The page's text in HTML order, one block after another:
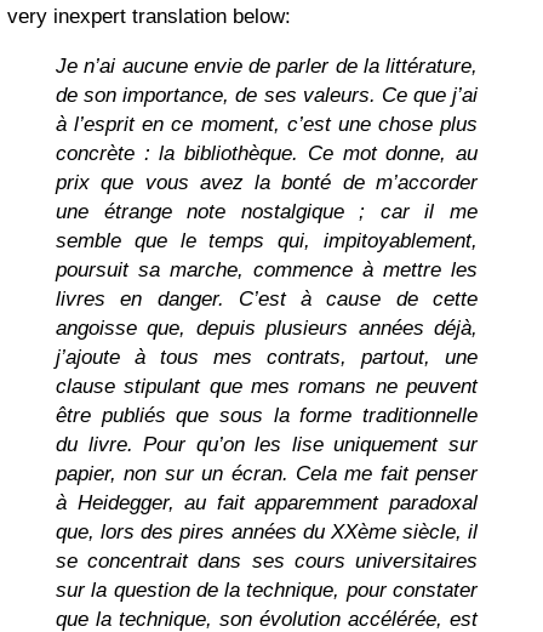
very inexpert translation below:
Je n’ai aucune envie de parler de la littérature,
de son importance, de ses valeurs. Ce que j’ai
à l’esprit en ce moment, c’est une chose plus
concrète : la bibliothèque. Ce mot donne, au
prix que vous avez la bonté de m’accorder
une étrange note nostalgique ; car il me
semble que le temps qui, impitoyablement,
poursuit sa marche, commence à mettre les
livres en danger. C’est à cause de cette
angoisse que, depuis plusieurs années déjà,
j’ajoute à tous mes contrats, partout, une
clause stipulant que mes romans ne peuvent
être publiés que sous la forme traditionnelle
du livre. Pour qu’on les lise uniquement sur
papier, non sur un écran. Cela me fait penser
à Heidegger, au fait apparemment paradoxal
que, lors des pires années du XXème siècle, il
se concentrait dans ses cours universitaires
sur la question de la technique, pour constater
que la technique, son évolution accélérée, est